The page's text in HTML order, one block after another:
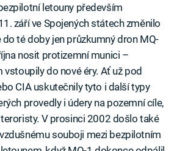
letouny především
září ve Spojených státech změnilo
té doby jen průzkumný dron MQ-
nosit protizemní munici –
do nové éry. Ať už pod
CIA uskutečnily tyto i další typy
provedly i údery na pozemní cíle,
V prosinci 2002 došlo také
souboji mezi bezpilotním